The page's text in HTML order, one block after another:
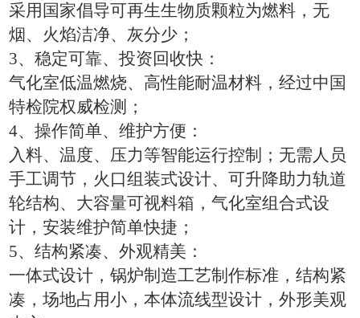
采用国家倡导可再生生物质颗粒为燃料，无
烟、火焰洁净、灰分少 ；
3、稳定可靠、投资回收快：
气化室低温燃烧、高性能耐温材料，经过中国
特检院权威检测；
4、操作简单、维护方便：
入料、温度、压力等智能运行控制；无需人员
手工调节，火口组装式设计、可升降助力轨道
轮结构、大容量可视料箱，气化室组合式设
计，安装维护简单快捷；
5、结构紧凑、外观精美：
一体式设计，锅炉制造工艺制作标准，结构紧
凑，场地占用小，本体流线型设计，外形美观